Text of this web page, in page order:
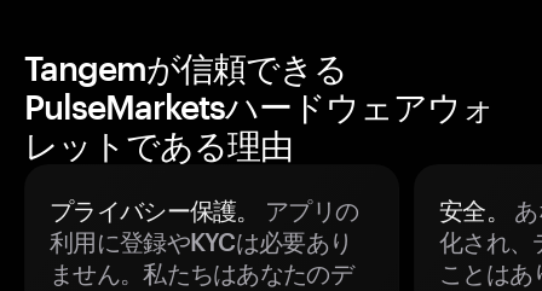
Tangemが信頼できる
PulseMarketsハードウェアウォ
レットである理由
プライバシー保護。
アプリの
利用に登録やKYCは必要あり
ません。私たちはあなたのデ
安全。
化され、
ことはあ